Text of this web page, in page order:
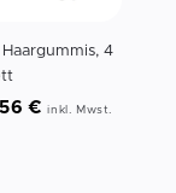
4
€ inkl. Mwst.